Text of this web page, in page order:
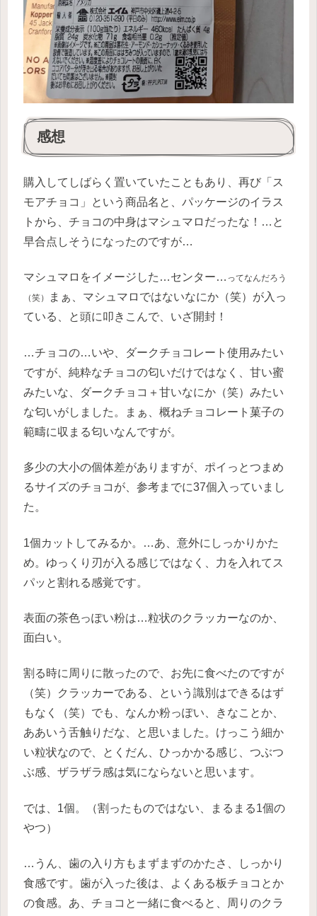
感想
購入してしばらく置いていたこともあり、再び「ス
モアチョコ」という商品名と、パッケージのイラス
トから、チョコの中身はマシュマロだったな！…と
早合点しそうになったのですが…
マシュマロをイメージした…センター… ってなんだろう
（笑）
まぁ、マシュマロではないなにか（笑）が入っ
ている、と頭に叩きこんで、いざ開封！
…チョコの…いや、ダークチョコレート使用みたい
ですが、純粋なチョコの匂いだけではなく、甘い蜜
みたいな、ダークチョコ＋甘いなにか（笑）みたい
な匂いがしました。まぁ、概ねチョコレート菓子の
範疇に収まる匂いなんですが。
多少の大小の個体差がありますが、ポイっとつまめ
るサイズのチョコが、参考までに37個入っていまし
た。
1個カットしてみるか。…あ、意外にしっかりかた
め。ゆっくり刃が入る感じではなく、力を入れてス
パッと割れる感覚です。
表面の茶色っぽい粉は…粒状のクラッカーなのか、
面白い。
割る時に周りに散ったので、お先に食べたのですが
（笑）クラッカーである、という識別はできるはず
もなく（笑）でも、なんか粉っぽい、きなことか、
ああいう舌触りだな、と思いました。けっこう細か
い粒状なので、とくだん、ひっかかる感じ、つぶつ
ぶ感、ザラザラ感は気にならないと思います。
では、1個。（割ったものではない、まるまる1個の
やつ）
…うん、歯の入り方もまずまずのかたさ、しっかり
食感です。歯が入った後は、よくある板チョコとか
の食感。あ、チョコと一緒に食べると、周りのクラ